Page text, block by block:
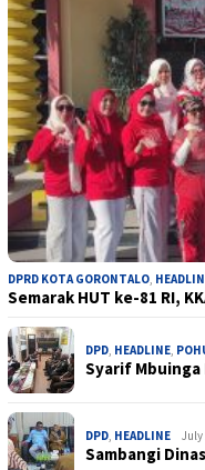
DPRD KOTA GORONTALO,
Semarak HUT ke-81 RI,
DPD, HEADLINE,
Syarif
DPD, HEADLINE July
Sambangi